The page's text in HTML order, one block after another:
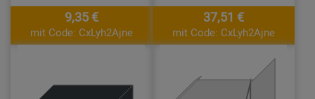
9,35 €
mit Code: CxLyh2Ajne
37,51 €
mit Code: CxLyh2Ajne